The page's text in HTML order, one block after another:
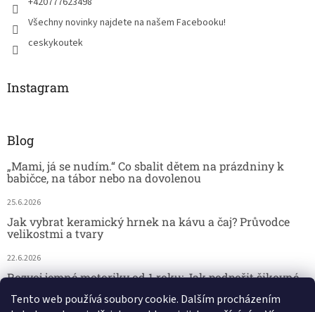
Tento web používá soubory cookie. Dalším procházením
Všechny novinky najdete na našem Facebooku!
ceskykoutek
Instagram
Blog
„Mami, já se nudím.“ Co sbalit dětem na prázdniny k
babičce, na tábor nebo na dovolenou
25.6.2026
Jak vybrat keramický hrnek na kávu a čaj? Průvodce
velikostmi a tvary
22.6.2026
Rozvoj jemné motoriky od 1 roku: Jak podpořit šikovné